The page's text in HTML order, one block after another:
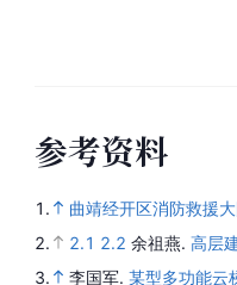
参考资料
1.
曲靖经开区消防救援
2.
2.1 2.2 余祖燕. 高层
3.
李国军. 某型多功能云